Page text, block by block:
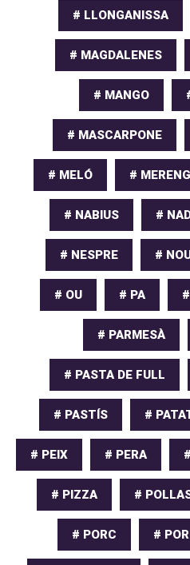
# LLONGANISSA
# MAGDALENES
# MANGO
# MASCARPONE
# MELÓ #
# NABIUS #
# NESPRE #
# OU # PA
# PARMESÀ
# PASTA DE FULL
# PASTÍS #
# PEIX # PERA
# PIZZA #
# PORC #